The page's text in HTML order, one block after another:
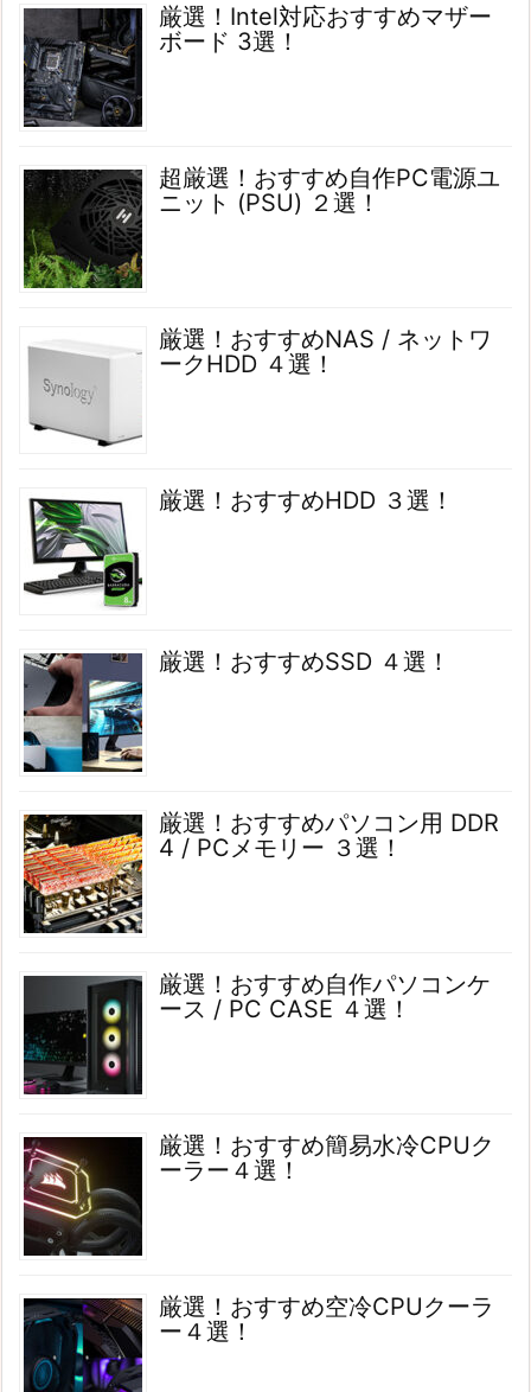
厳選！Intel対応おすすめマザー
ボード 3選！
超厳選！おすすめ自作PC電源ユ
ニット (PSU) ２選！
厳選！おすすめNAS / ネットワ
ークHDD ４選！
厳選！おすすめHDD ３選！
厳選！おすすめSSD ４選！
厳選！おすすめパソコン用 DDR
4 / PCメモリー ３選！
厳選！おすすめ自作パソコンケ
ース / PC CASE ４選！
厳選！おすすめ簡易水冷CPUク
ーラー４選！
厳選！おすすめ空冷CPUクーラ
ー４選！